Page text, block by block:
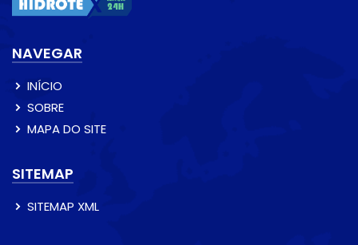
NAVEGAR
INÍCIO
SOBRE
MAPA DO SITE
SITEMAP
SITEMAP XML